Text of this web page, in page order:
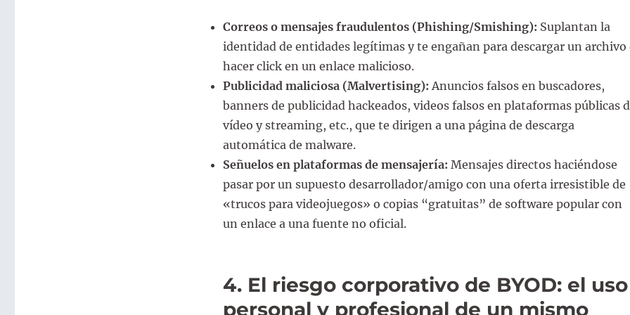
Correos o mensajes fraudulentos (Phishing/Smishing): Suplantan la
identidad de entidades legítimas y te engañan para descargar un archivo
hacer click en un enlace malicioso.
Publicidad maliciosa (Malvertising): Anuncios falsos en buscadores,
banners de publicidad hackeados, videos falsos en plataformas públicas
vídeo y streaming, etc., que te dirigen a una página de descarga
automática de malware.
Señuelos en plataformas de mensajería: Mensajes directos haciéndose
pasar por un supuesto desarrollador/amigo con una oferta irresistible de
«trucos para videojuegos» o copias “gratuitas” de software popular con
un enlace a una fuente no oficial.
4. El riesgo corporativo de BYOD: el uso
personal y profesional de un mismo